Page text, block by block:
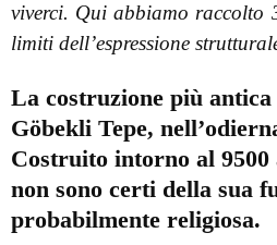
viverci. Qui abbiamo raccolto
limiti dell’espressione
La costruzione più antica
Göbekli Tepe,
Costruito intorno al
non sono certi della sua
probabilmente religiosa.